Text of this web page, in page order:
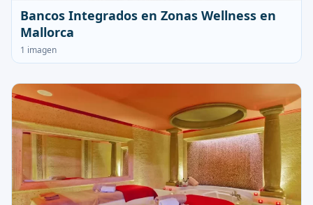
Bancos Integrados en Zonas Wellness en
Mallorca
1 imagen